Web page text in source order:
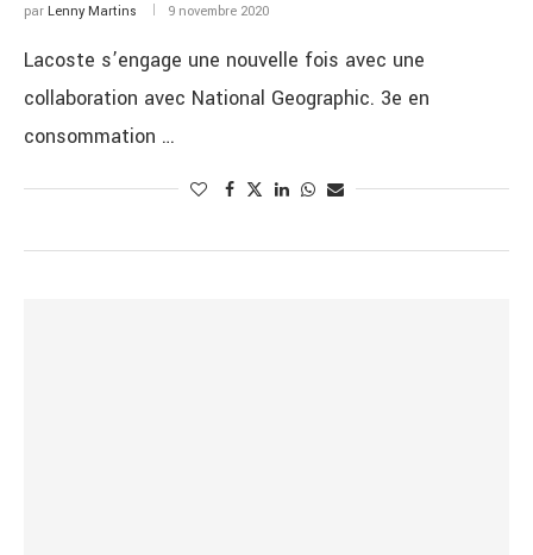
par Lenny Martins 9 novembre 2020
Lacoste s’engage une nouvelle fois avec une
collaboration avec National Geographic. 3e en
consommation …